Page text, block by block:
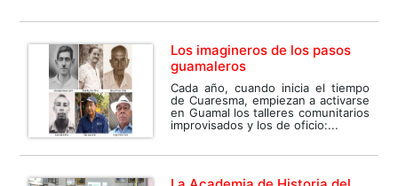
Los imagineros de los pasos
guamaleros
Cada año, cuando inicia el tiempo
de Cuaresma, empiezan a activarse
en Guamal los talleres comunitarios
improvisados y los de oficio:...